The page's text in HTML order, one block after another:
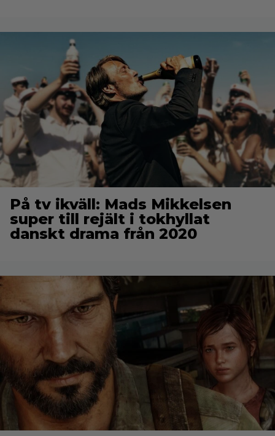
På tv ikväll: Mads Mikkelsen
super till rejält i tokhyllat
danskt drama från 2020